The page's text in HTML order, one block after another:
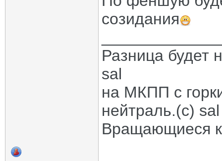
созидания
Разница будет
sal
на МКПП с
нейтраль.(с) sal
Вращающиеся